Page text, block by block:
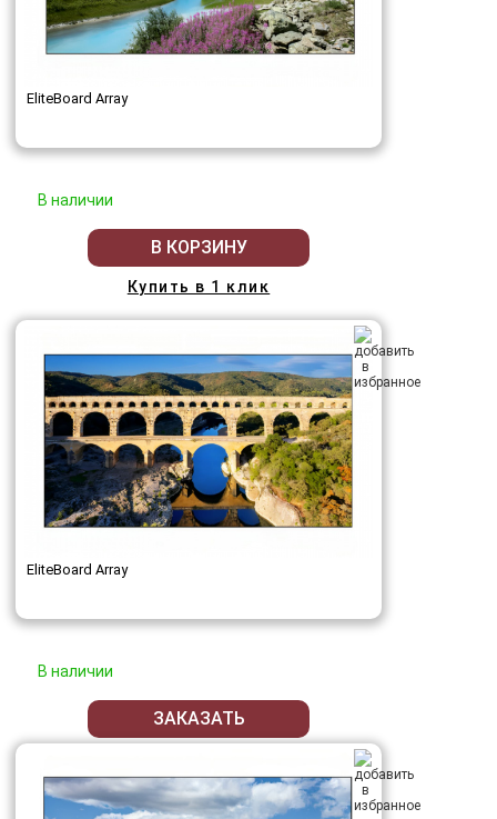
EliteBoard Array
В наличии
В КОРЗИНУ
Купить в 1 клик
EliteBoard Array
В наличии
ЗАКАЗАТЬ